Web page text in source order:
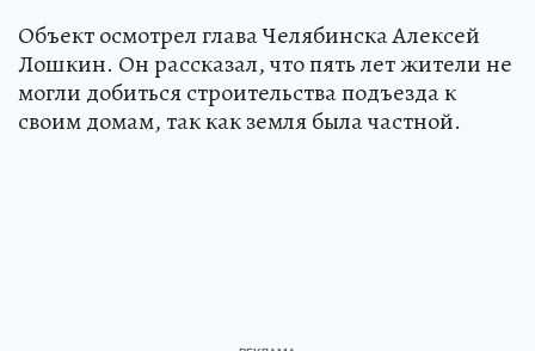
Объект осмотрел глава Челябинска Алексей
Лошкин. Он рассказал, что пять лет жители не
могли добиться строительства подъезда к
своим домам, так как земля была частной.